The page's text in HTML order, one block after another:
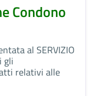
Condono
al SERVIZIO
gli
relativi alle